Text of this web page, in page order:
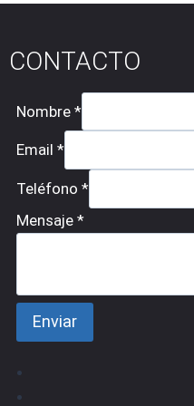
CONTACTO
Nombre *
Email *
Teléfono *
Mensaje *
Enviar